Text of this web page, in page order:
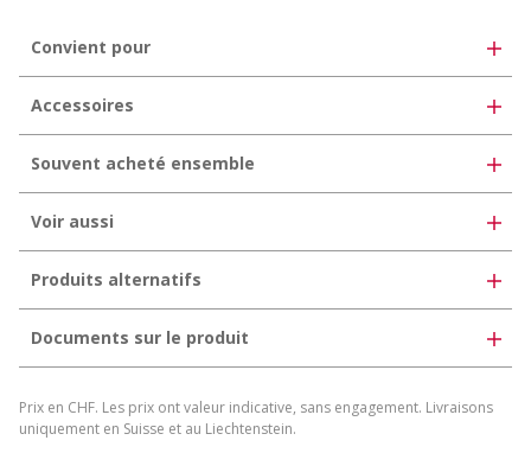
Convient pour
Accessoires
Souvent acheté ensemble
Voir aussi
Produits alternatifs
Documents sur le produit
Possibilités de fabrication et de livraison pour bandes
refendues en aluminium
Prix en CHF. Les prix ont valeur indicative, sans engagement. Livraisons
uniquement en Suisse et au Liechtenstein.